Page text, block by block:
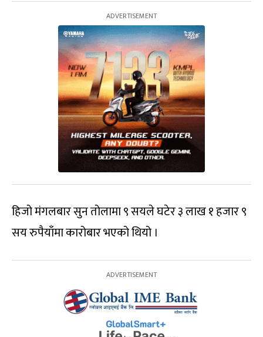
हिजो मंगलबार सुन तोलामा ९ सयले घटेर ३ लाख १ हजार ९
सय रुपैयाँमा कारोबार भएको थियो ।